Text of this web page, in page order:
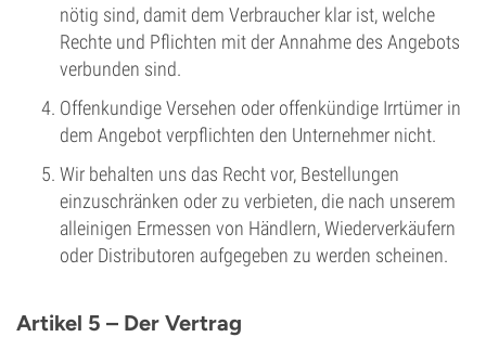
nötig sind, damit dem Verbraucher klar ist, welche
Rechte und Pflichten mit der Annahme des Angebots
verbunden sind.
Offenkundige Versehen oder offenkündige Irrtümer in
dem Angebot verpflichten den Unternehmer nicht.
Wir behalten uns das Recht vor, Bestellungen
einzuschränken oder zu verbieten, die nach unserem
alleinigen Ermessen von Händlern, Wiederverkäufern
oder Distributoren aufgegeben zu werden scheinen.
Artikel 5 – Der Vertrag